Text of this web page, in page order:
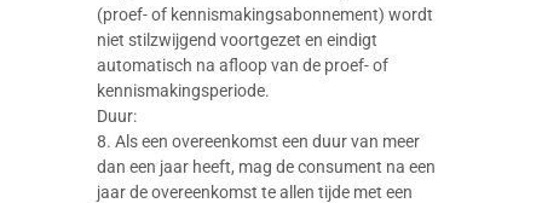
(proef- of kennismakingsabonnement) wordt
niet stilzwijgend voortgezet en eindigt
automatisch na afloop van de proef- of
kennismakingsperiode.
Duur:
8. Als een overeenkomst een duur van meer
dan een jaar heeft, mag de consument na een
jaar de overeenkomst te allen tijde met een